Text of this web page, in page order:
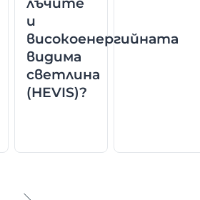
и
високоенергийната
видима
светлина
(HEVIS)?